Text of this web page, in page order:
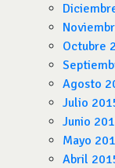
Octubre
Agosto
Julio
Junio
Mayo
Abril